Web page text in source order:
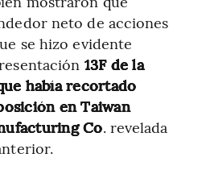
neto de acciones
se hizo evidente
13F de la
había recortado
en Taiwan
Co. revelada